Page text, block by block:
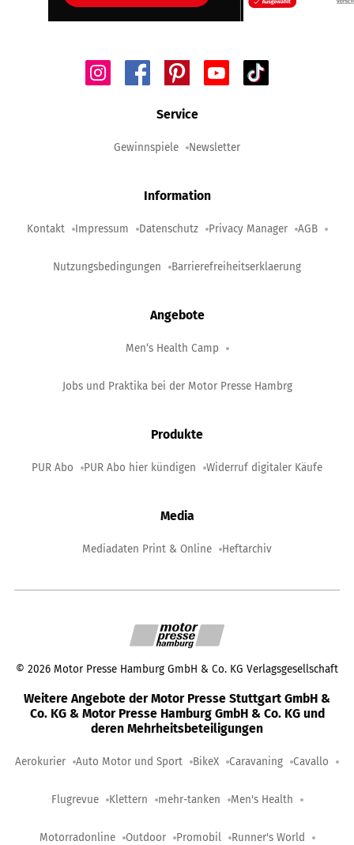
Service
Gewinnspiele Newsletter
Information
Kontakt Impressum Datenschutz Privacy Manager AGB
Nutzungsbedingungen Barrierefreiheitserklaerung
Angebote
Men‘s Health Camp
Jobs und Praktika bei der Motor Presse Hambrg
Produkte
PUR Abo PUR Abo hier kündigen Widerruf digitaler Käufe
Media
Mediadaten Print & Online Heftarchiv
© 2026 Motor Presse Hamburg GmbH & Co. KG Verlagsgesellschaft
Weitere Angebote der Motor Presse Stuttgart GmbH &
Co. KG & Motor Presse Hamburg GmbH & Co. KG und
deren Mehrheitsbeteiligungen
Aerokurier Auto Motor und Sport BikeX Caravaning Cavallo
Flugrevue Klettern mehr-tanken Men's Health
Motorradonline Outdoor Promobil Runner's World